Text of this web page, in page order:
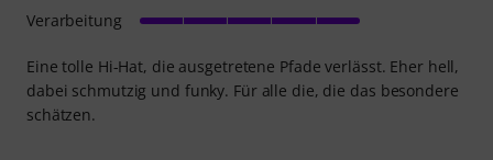
Eine tolle Hi-Hat, die ausgetretene Pfade verlässt. Eher hell,
dabei schmutzig und funky. Für alle die, die das besondere
schätzen.
Verarbeitung